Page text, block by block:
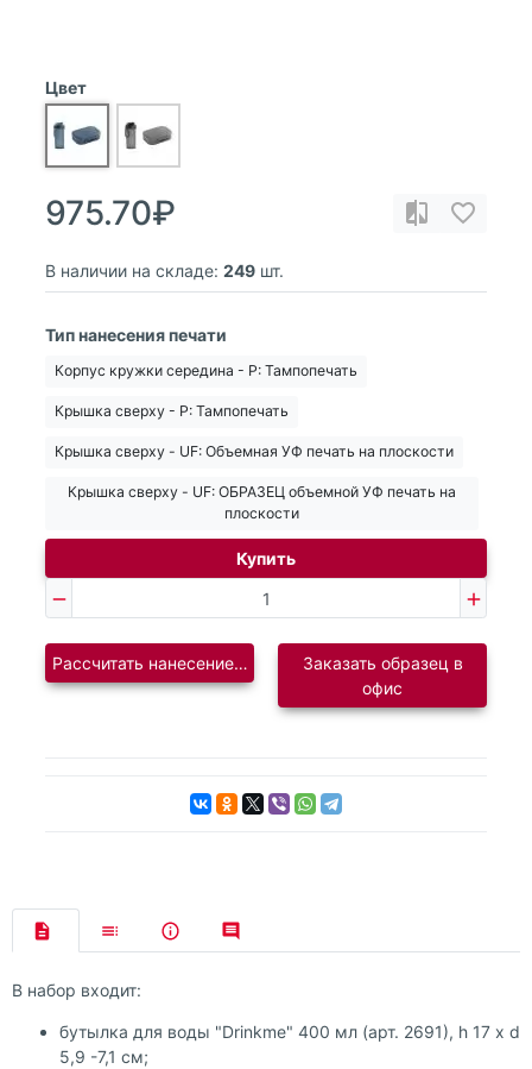
Цвет
975.70₽
В наличии на складе: 249 шт.
Тип нанесения печати
Корпус кружки середина - Р: Тампопечать
Крышка сверху - Р: Тампопечать
Крышка сверху - UF: Объемная УФ печать на плоскости
Крышка сверху - UF: ОБРАЗЕЦ объемной УФ печать на
плоскости
Купить
Рассчитать нанесение логотипаЗаказать образец в
офис
В набор входит:
бутылка для воды "Drinkme" 400 мл (арт. 2691), h 17 х d
5,9 -7,1 см;